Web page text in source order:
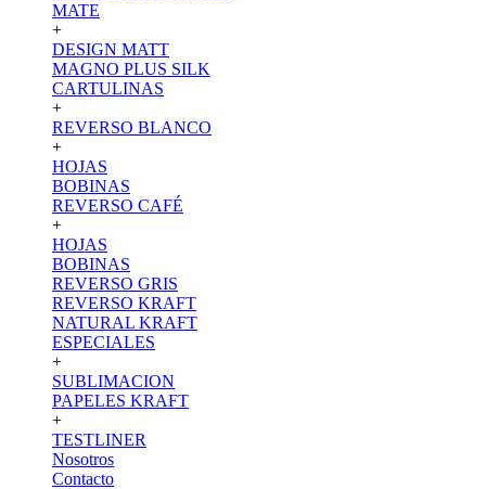
MATE
+
DESIGN MATT
MAGNO PLUS SILK
CARTULINAS
+
REVERSO BLANCO
+
HOJAS
BOBINAS
REVERSO CAFÉ
+
HOJAS
BOBINAS
REVERSO GRIS
REVERSO KRAFT
NATURAL KRAFT
ESPECIALES
+
SUBLIMACION
PAPELES KRAFT
+
TESTLINER
Nosotros
Contacto